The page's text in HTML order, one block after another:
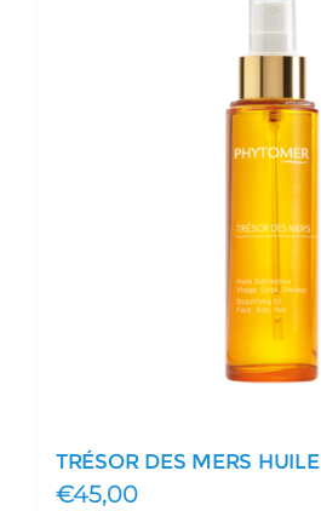
TRÉSOR DES MERS HUILE
€45,00